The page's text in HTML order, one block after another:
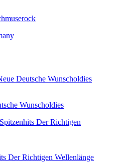
Wunscholdies
Der Richtigen Wellenlänge